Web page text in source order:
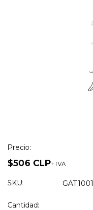
Precio:
$506 CLP+ IVA
SKU: GAT1001
Cantidad: